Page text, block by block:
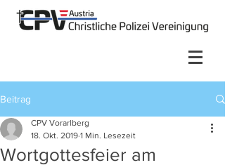
Beitrag
Wortgottesfeier am
CPV Vorarlberg
18. Okt. 2019 1 Min. Lesezeit